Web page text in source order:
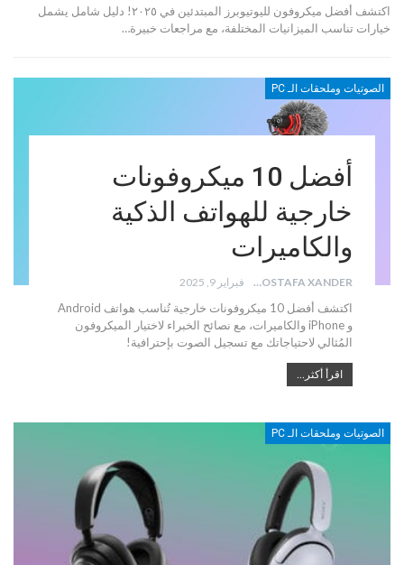
اكتشف أفضل ميكروفون لليوتيوبرز المبتدئين في ٢٠٢٥! دليل شامل يشمل
خيارات تناسب الميزانيات المختلفة، مع مراجعات خبيرة…
الصوتيات وملحقات الـ PC
أفضل 10 ميكروفونات
خارجية للهواتف الذكية
والكاميرات
MOSTAFA XANDER فبراير 9, 2025
اكتشف أفضل 10 ميكروفونات خارجية تُناسب هواتف Android
و iPhone والكاميرات، مع نصائح الخبراء لاختيار الميكروفون
المُثالي لاحتياجاتك مع تسجيل الصوت بإحترافية!
اقرأ أكثر...
الصوتيات وملحقات الـ PC